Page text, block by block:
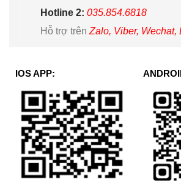
Hotline 2: 035.854.6818
Hỗ trợ trên Zalo, Viber, Wechat,
IOS APP: